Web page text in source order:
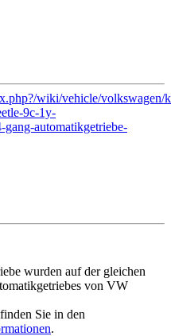
wiki/vehicle/volkswagen/
9c-1y-
automatikgetriebe-
wurden auf der gleichen
von VW
Sie in den
.